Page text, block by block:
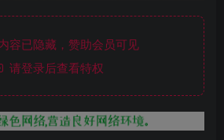
容已隐藏，赞助会员可见
请登录后查看特权